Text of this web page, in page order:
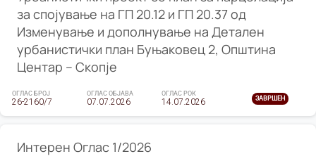
за спојување на ГП 20.12 и ГП 20.37 од
Изменување и дополнување на Детален
урбанистички план Буњаковец 2, Општина
Центар – Скопје
ОГЛАС БРОЈ
26-2160/7
ОГЛАС ОБЈАВА
07.07.2026
ОГЛАС РОК
14.07.2026 ЗАВРШЕН
Интерен Оглас 1/2026